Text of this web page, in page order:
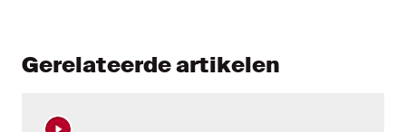
Gerelateerde artikelen